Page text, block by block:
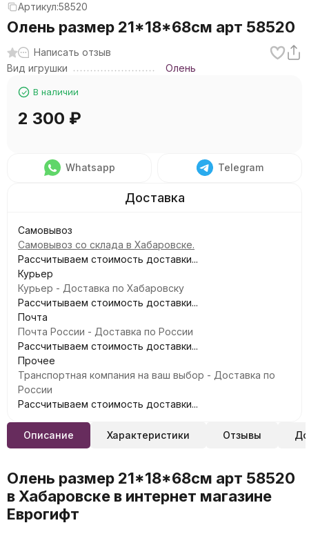
Артикул:58520
Олень размер 21*18*68см арт 58520
Написать отзыв
Вид игрушки
Олень
В наличии
2 300 ₽
Whatsapp Telegram
Самовывоз
Самовывоз со склада в Хабаровске.
Рассчитываем стоимость доставки...
Курьер
Курьер - Доставка по Хабаровску
Рассчитываем стоимость доставки...
Почта
Почта России - Доставка по России
Рассчитываем стоимость доставки...
Прочее
Транспортная компания на ваш выбор - Доставка по
России
Рассчитываем стоимость доставки...
Описание Характеристики Отзывы
Олень размер 21*18*68см арт 58520
в Хабаровске в интернет магазине
Еврогифт